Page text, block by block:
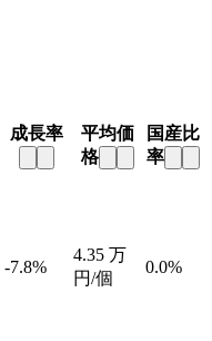
成長率
平均価
格
国産比
率
-7.8%
4.35 万
円/個
0.0%